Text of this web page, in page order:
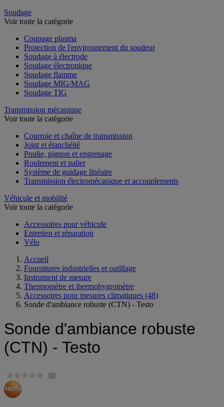
Soudage
Voir toute la catégorie
Coupage plasma
Protection de l'environnement du soudeur
Soudage à électrode
Soudage électronique
Soudage flamme
Soudage MIG/MAG
Soudage TIG
Transmission mécanique
Voir toute la catégorie
Courroie et chaîne de transmission
Joint et étanchéité
Poulie, pignon et engrenage
Roulement et palier
Système de guidage linéaire
Transmission électromécanique et accouplements
Véhicule et mobilité
Voir toute la catégorie
Accessoires pour véhicule
Entretien et réparation
Vélo
Accueil
Fournitures industrielles et outillage
Instrument de mesure
Thermomètre et thermohygromètre
Accessoires pour mesures climatiques (48)
Sonde d'ambiance robuste (CTN) - Testo
Sonde d'ambiance robuste
(CTN) - Testo
(0)